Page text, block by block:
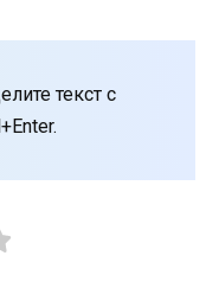
текст с